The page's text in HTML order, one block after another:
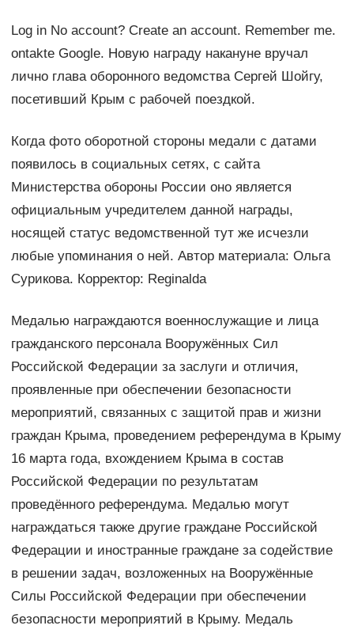
Log in No account? Create an account. Remember me.
ontakte Google. Новую награду накануне вручал
лично глава оборонного ведомства Сергей Шойгу,
посетивший Крым с рабочей поездкой.
Когда фото оборотной стороны медали с датами
появилось в социальных сетях, с сайта
Министерства обороны России оно является
официальным учредителем данной награды,
носящей статус ведомственной тут же исчезли
любые упоминания о ней. Автор материала: Ольга
Сурикова. Корректор: Reginalda
Медалью награждаются военнослужащие и лица
гражданского персонала Вооружённых Сил
Российской Федерации за заслуги и отличия,
проявленные при обеспечении безопасности
мероприятий, связанных с защитой прав и жизни
граждан Крыма, проведением референдума в Крыму
16 марта года, вхождением Крыма в состав
Российской Федерации по результатам
проведённого референдума. Медалью могут
награждаться также другие граждане Российской
Федерации и иностранные граждане за содействие
в решении задач, возложенных на Вооружённые
Силы Российской Федерации при обеспечении
безопасности мероприятий в Крыму. Медаль